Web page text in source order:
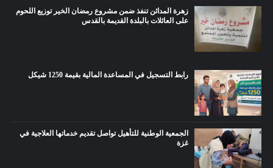
زهرة المدائن تنفذ ضمن مشروع رمضان الخير توزيع اللحوم
على العائلات بالبلدة القديمة بالقدس
رابط التسجيل في المساعدة المالية بقيمة 1250 شيكل
الجمعية الوطنية للتأهيل تواصل تقديم خدماتها العلاجية في
غزة